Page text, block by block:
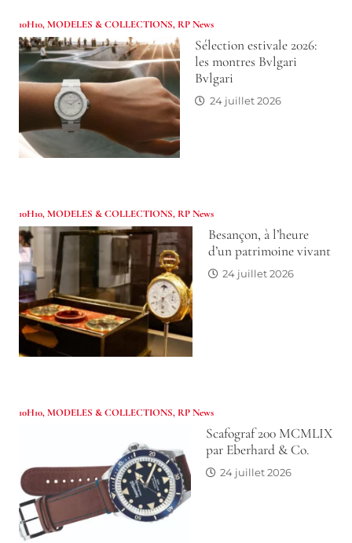
10H10,MODELES & COLLECTIONS, RP News
Sélection estivale 2026:
les montres Bvlgari
Bvlgari
24 juillet 2026
10H10,MODELES & COLLECTIONS, RP News
Besançon, à l’heure
d’un patrimoine vivant
24 juillet 2026
10H10,MODELES & COLLECTIONS, RP News
Scafograf 200 MCMLIX
par Eberhard & Co.
24 juillet 2026